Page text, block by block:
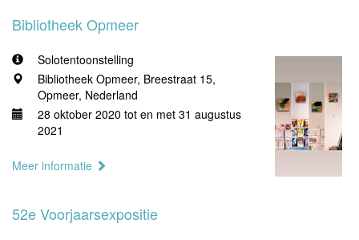
Bibliotheek Opmeer
Solotentoonstelling
Bibliotheek Opmeer, Breestraat 15,
Opmeer, Nederland
28 oktober 2020 tot en met 31 augustus
2021
Meer informatie
52e Voorjaarsexpositie